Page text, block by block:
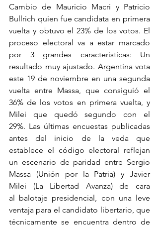
Cambio de Mauricio Macri y Patricio
Bullrich quien fue candidata en primera
vuelta y obtuvo el 23% de los votos. El
proceso electoral va a estar marcado
por 3 grandes características: Un
resultado muy ajustado. Argentina vota
este 19 de noviembre en una segunda
vuelta entre Massa, que consiguió el
36% de los votos en primera vuelta, y
Milei que quedó segundo con el
29%. Las últimas encuestas publicadas
antes del inicio de la veda que
establece el código electoral reflejan
un escenario de paridad entre Sergio
Massa (Unión por la Patria) y Javier
Milei (La Libertad Avanza) de cara
al balotaje presidencial, con una leve
ventaja para el candidato libertario, que
técnicamente se encuentra dentro de